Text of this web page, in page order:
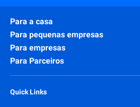
Para a casa
Para pequenas empresas
Para empresas
Para Parceiros
Quick Links